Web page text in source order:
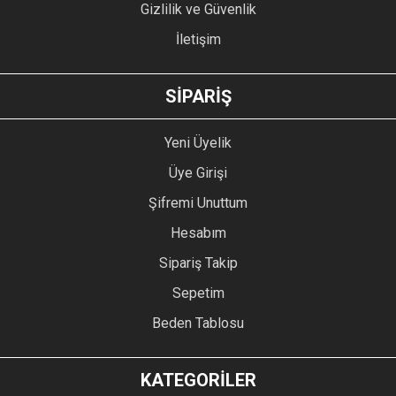
GÖNDER
Gizlilik ve Güvenlik
İletişim
SİPARİŞ
Yeni Üyelik
Üye Girişi
Şifremi Unuttum
Hesabım
Sipariş Takip
Sepetim
Beden Tablosu
KATEGORİLER